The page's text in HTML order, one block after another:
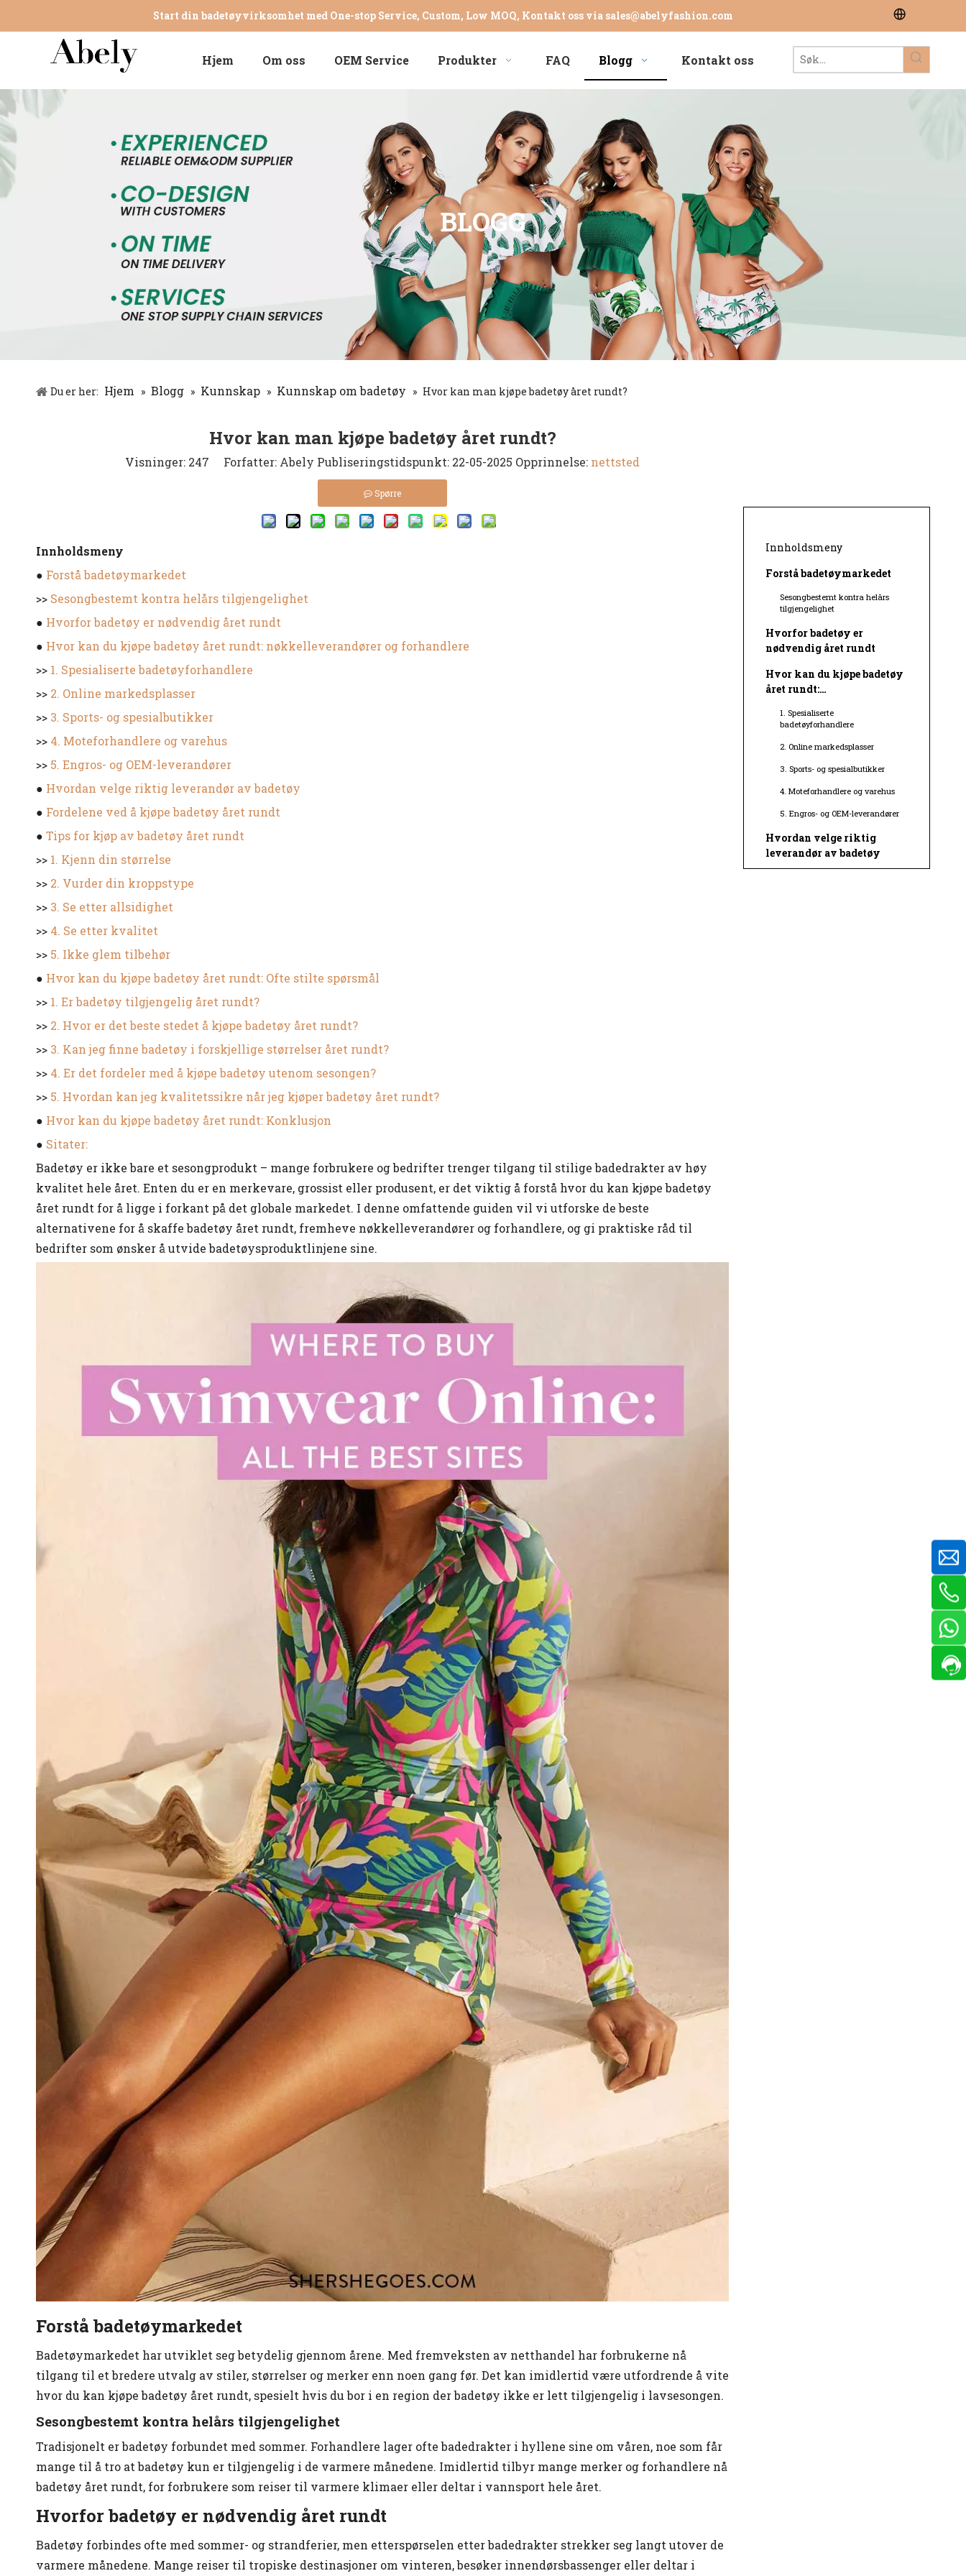
Start din badetøyvirksomhet med One-stop Service, Custom, Low MOQ, Kontakt oss via sales@abelyfashion.com
Hjem Om oss OEM Service Produkter FAQ Blogg Kontakt oss
BLOGG
Du er her: Hjem » Blogg » Kunnskap » Kunnskap om badetøy » Hvor kan man kjøpe badetøy året rundt?
Hvor kan man kjøpe badetøy året rundt?
Visninger: 247 Forfatter: Abely Publiseringstidspunkt: 22-05-2025 Opprinnelse: nettsted
Spørre
Innholdsmeny
● Forstå badetøymarkedet
>> Sesongbestemt kontra helårs tilgjengelighet
● Hvorfor badetøy er nødvendig året rundt
● Hvor kan du kjøpe badetøy året rundt: nøkkelleverandører og forhandlere
>> 1. Spesialiserte badetøyforhandlere
>> 2. Online markedsplasser
>> 3. Sports- og spesialbutikker
>> 4. Moteforhandlere og varehus
>> 5. Engros- og OEM-leverandører
● Hvordan velge riktig leverandør av badetøy
● Fordelene ved å kjøpe badetøy året rundt
● Tips for kjøp av badetøy året rundt
>> 1. Kjenn din størrelse
>> 2. Vurder din kroppstype
>> 3. Se etter allsidighet
>> 4. Se etter kvalitet
>> 5. Ikke glem tilbehør
● Hvor kan du kjøpe badetøy året rundt: Ofte stilte spørsmål
>> 1. Er badetøy tilgjengelig året rundt?
>> 2. Hvor er det beste stedet å kjøpe badetøy året rundt?
>> 3. Kan jeg finne badetøy i forskjellige størrelser året rundt?
>> 4. Er det fordeler med å kjøpe badetøy utenom sesongen?
>> 5. Hvordan kan jeg kvalitetssikre når jeg kjøper badetøy året rundt?
● Hvor kan du kjøpe badetøy året rundt: Konklusjon
● Sitater:
Badetøy er ikke bare et sesongprodukt – mange forbrukere og bedrifter trenger tilgang til stilige badedrakter av høy
kvalitet hele året. Enten du er en merkevare, grossist eller produsent, er det viktig å forstå hvor du kan kjøpe badetøy
året rundt for å ligge i forkant på det globale markedet. I denne omfattende guiden vil vi utforske de beste
alternativene for å skaffe badetøy året rundt, fremheve nøkkelleverandører og forhandlere, og gi praktiske råd til
bedrifter som ønsker å utvide badetøysproduktlinjene sine.
Forstå badetøymarkedet
Badetøymarkedet har utviklet seg betydelig gjennom årene. Med fremveksten av netthandel har forbrukerne nå
tilgang til et bredere utvalg av stiler, størrelser og merker enn noen gang før. Det kan imidlertid være utfordrende å vite
hvor du kan kjøpe badetøy året rundt, spesielt hvis du bor i en region der badetøy ikke er lett tilgjengelig i lavsesongen.
Sesongbestemt kontra helårs tilgjengelighet
Tradisjonelt er badetøy forbundet med sommer. Forhandlere lager ofte badedrakter i hyllene sine om våren, noe som får
mange til å tro at badetøy kun er tilgjengelig i de varmere månedene. Imidlertid tilbyr mange merker og forhandlere nå
badetøy året rundt, for forbrukere som reiser til varmere klimaer eller deltar i vannsport hele året.
Hvorfor badetøy er nødvendig året rundt
Badetøy forbindes ofte med sommer- og strandferier, men etterspørselen etter badedrakter strekker seg langt utover de
varmere månedene. Mange reiser til tropiske destinasjoner om vinteren, besøker innendørsbassenger eller deltar i
Innholdsmeny
Forstå badetøymarkedet
Sesongbestemt kontra helårs
tilgjengelighet
Hvorfor badetøy er
nødvendig året rundt
Hvor kan du kjøpe badetøy
året rundt:
forhandlere
1. Spesialiserte
badetøyforhandlere
2. Online markedsplasser
3. Sports- og spesialbutikker
4. Moteforhandlere og varehus
5. Engros- og OEM-leverandører
Hvordan velge riktig
leverandør av badetøy